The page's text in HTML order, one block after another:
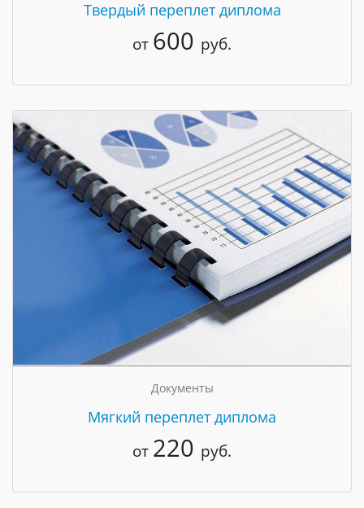
Твердый переплет диплома
от 600 руб.
Документы
Мягкий переплет диплома
от 220 руб.